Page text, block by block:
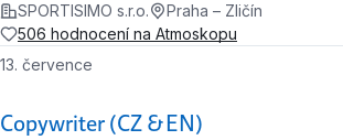
SPORTISIMO s.r.o.
Praha – Zličín
506 hodnocení na Atmoskopu
Copywriter (CZ & EN)
13. července